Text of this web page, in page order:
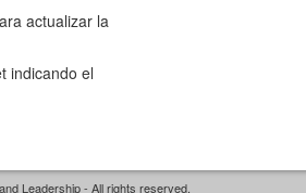
actualizar la
indicando el
Leadership - All rights reserved.